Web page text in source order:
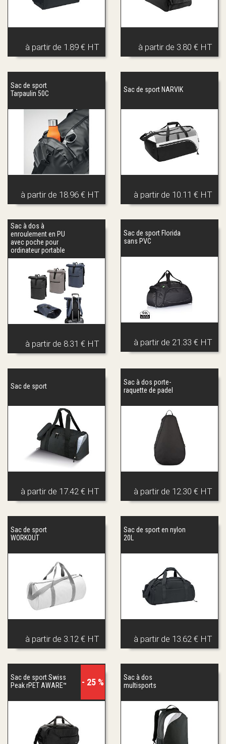
à partir de 1.89 € HT à partir de 3.80 € HT
Sac de sport
Tarpaulin 50C
à partir de 18.96 € HT
Sac de sport NARVIK
à partir de 10.11 € HT
Sac à dos à
enroulement en PU
avec poche pour
ordinateur portable
à partir de 8.31 € HT
Sac de sport Florida
sans PVC
à partir de 21.33 € HT
Sac de sport
à partir de 17.42 € HT
Sac à dos porte-
raquette de padel
à partir de 12.30 € HT
Sac de sport
WORKOUT
à partir de 3.12 € HT
Sac de sport en nylon
20L
à partir de 13.62 € HT
Sac de sport Swiss
Peak rPET AWARE™
- 25 %
Sac à dos
multisports